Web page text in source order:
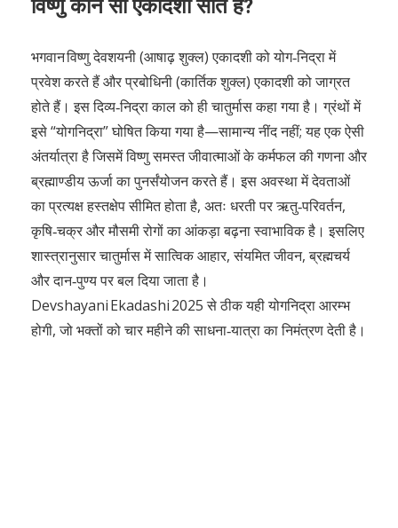
विष्णु कौन सी एकादशी सोते हैं?
भगवान विष्णु देवशयनी (आषाढ़ शुक्ल) एकादशी को योग‑निद्रा में
प्रवेश करते हैं और प्रबोधिनी (कार्तिक शुक्ल) एकादशी को जाग्रत
होते हैं। इस दिव्य‑निद्रा काल को ही चातुर्मास कहा गया है। ग्रंथों में
इसे “योगनिद्रा” घोषित किया गया है—सामान्य नींद नहीं; यह एक ऐसी
अंतर्यात्रा है जिसमें विष्णु समस्त जीवात्माओं के कर्मफल की गणना और
ब्रह्माण्डीय ऊर्जा का पुनर्संयोजन करते हैं। इस अवस्था में देवताओं
का प्रत्यक्ष हस्तक्षेप सीमित होता है, अतः धरती पर ऋतु‑परिवर्तन,
कृषि‑चक्र और मौसमी रोगों का आंकड़ा बढ़ना स्वाभाविक है। इसलिए
शास्त्रानुसार चातुर्मास में सात्विक आहार, संयमित जीवन, ब्रह्मचर्य
और दान‑पुण्य पर बल दिया जाता है।
Devshayani Ekadashi 2025 से ठीक यही योगनिद्रा आरम्भ
होगी, जो भक्तों को चार महीने की साधना‑यात्रा का निमंत्रण देती है।